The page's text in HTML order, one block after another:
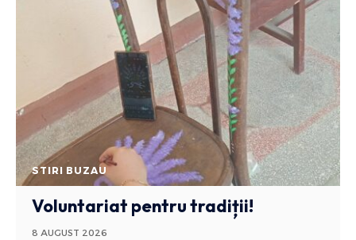
STIRI BUZAU
Voluntariat pentru tradiții!
8 AUGUST 2026